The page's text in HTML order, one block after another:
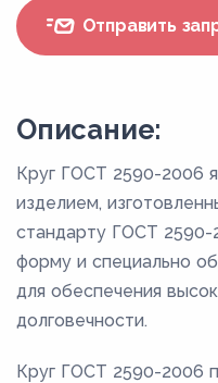
Отправить
Описание:
Круг ГОСТ 2590-2006
изделием,
стандарту ГОСТ
форму и специально
для обеспечения
долговечности.
Круг ГОСТ 2590-2006